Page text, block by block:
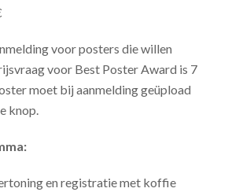
voor posters die willen
voor Best Poster Award is 7
moet bij aanmelding geüpload
knop.
en registratie met koffie